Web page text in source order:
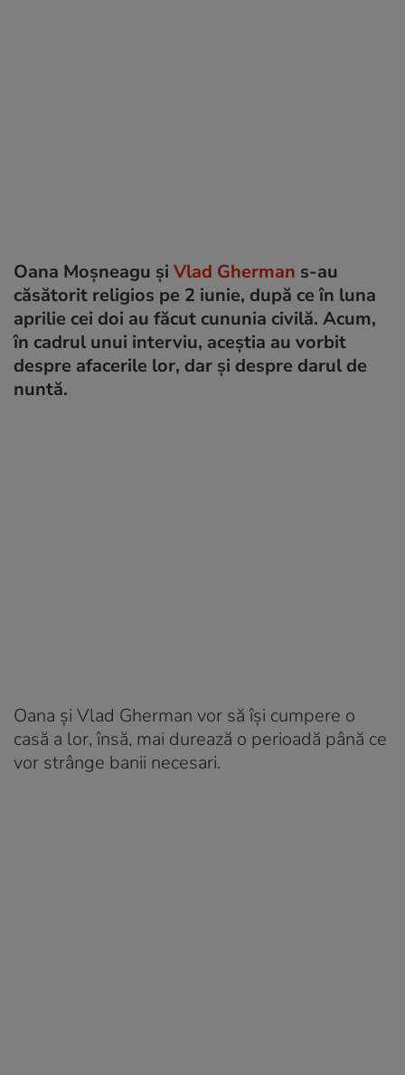
Oana Moșneagu și Vlad Gherman s-au
căsătorit religios pe 2 iunie, după ce în luna
aprilie cei doi au făcut cununia civilă. Acum,
în cadrul unui interviu, aceștia au vorbit
despre afacerile lor, dar și despre darul de
nuntă.
Oana și Vlad Gherman vor să își cumpere o
casă a lor, însă, mai durează o perioadă până ce
vor strânge banii necesari.